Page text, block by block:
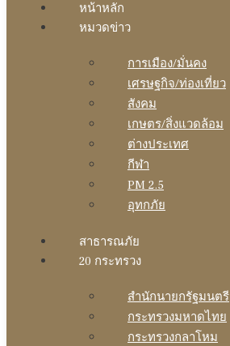
หน้าหลัก
หมวดข่าว
การเมือง/มั่นคง
เศรษฐกิจ/ท่องเที่ยว
สังคม
เกษตร/สิ่งแวดล้อม
ต่างประเทศ
กีฬา
PM 2.5
อุทกภัย
สาธารณภัย
20 กระทรวง
สํานักนายกรัฐมนตรี
กระทรวงมหาดไทย
กระทรวงกลาโหม